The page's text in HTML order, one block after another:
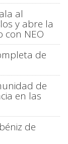
al
y abre la
con NEO
de
de
en las
de